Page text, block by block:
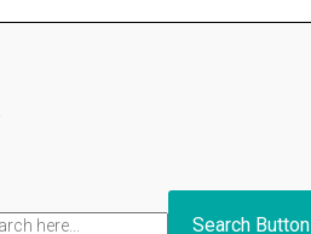
Search Button